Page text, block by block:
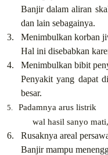
Banjir dalam aliran
dan lain sebagainya.
3.
Menimbulkan korban
Hal ini disebabkan
4.
Menimbulkan bibit
Penyakit yang dapat
besar.
5.
Padamnya arus listrik
wal hasil sanyo mati,
6. Rusaknya areal
Banjir mampu